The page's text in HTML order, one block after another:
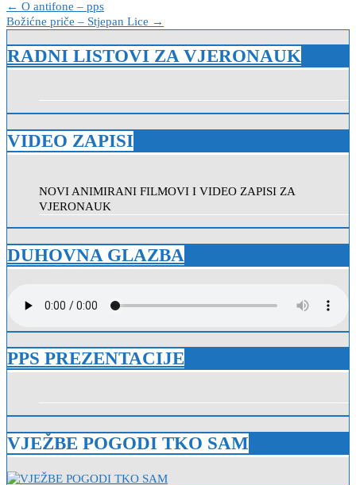
Navigacija
objava
← O antifone – pps
Božićne priče – Stjepan Lice →
RADNI LISTOVI ZA VJERONAUK
VIDEO ZAPISI
NOVI ANIMIRANI FILMOVI I VIDEO ZAPISI ZA
VJERONAUK
DUHOVNA GLAZBA
PPS PREZENTACIJE
VJEŽBE POGODI TKO SAM